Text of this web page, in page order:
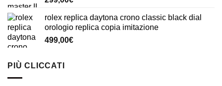
rolex replica daytona crono classic black dial
orologio replica copia imitazione
499,00€
PIÙ CLICCATI